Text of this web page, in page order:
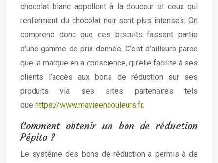
chocolat blanc appellent à la douceur et ceux qui
renferment du chocolat noir sont plus intenses. On
comprend donc que ces biscuits fassent partie
d’une gamme de prix donnée. C’est d’ailleurs parce
que la marque en a conscience, qu’elle facilite à ses
clients l’accès aux bons de réduction sur ses
produits via ses sites partenaires tels
que https://www.mavieencouleurs.fr.
Comment obtenir un bon de réduction
Pépito ?
Le système des bons de réduction a permis à de